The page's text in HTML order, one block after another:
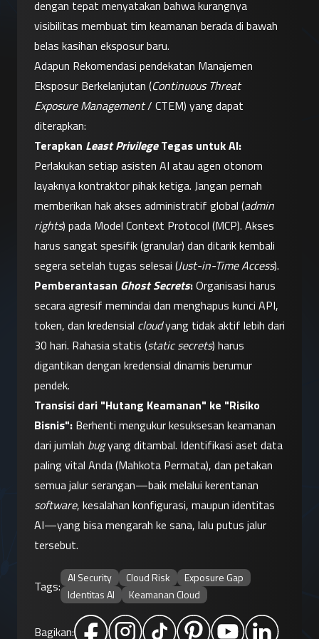
dengan tepat menyatakan bahwa kurangnya
visibilitas membuat tim keamanan berada di bawah
belas kasihan eksposur baru.
Adapun Rekomendasi pendekatan Manajemen
Eksposur Berkelanjutan (Continuous Threat
Exposure Management / CTEM) yang dapat
diterapkan:
Terapkan Least Privilege Tegas untuk AI:
Perlakukan setiap asisten AI atau agen otonom
layaknya kontraktor pihak ketiga. Jangan pernah
memberikan hak akses administratif global (admin
rights) pada Model Context Protocol (MCP). Akses
harus sangat spesifik (granular) dan ditarik kembali
segera setelah tugas selesai (Just-in-Time Access).
Pemberantasan Ghost Secrets: Organisasi harus
secara agresif memindai dan menghapus kunci API,
token, dan kredensial cloud yang tidak aktif lebih dari
30 hari. Rahasia statis (static secrets) harus
digantikan dengan kredensial dinamis berumur
pendek.
Transisi dari "Hutang Keamanan" ke "Risiko
Bisnis": Berhenti mengukur kesuksesan keamanan
dari jumlah bug yang ditambal. Identifikasi aset data
paling vital Anda (Mahkota Permata), dan petakan
software, kesalahan konfigurasi, maupun identitas
AI—yang bisa mengarah ke sana, lalu putus jalur
tersebut.
Tags:
AI Security Cloud Risk
Exposure Gap
Identitas AI
Keamanan Cloud
Bagikan: